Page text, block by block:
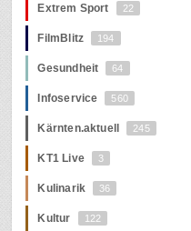
Extrem Sport 22
FilmBlitz 194
Gesundheit 64
Infoservice 560
Kärnten.aktuell 245
KT1 Live 3
Kulinarik 36
Kultur 122